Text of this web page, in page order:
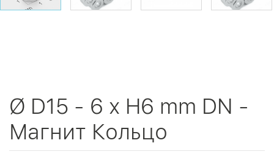
Ø D15 - 6 х H6 mm DN -
Магнит Кольцо